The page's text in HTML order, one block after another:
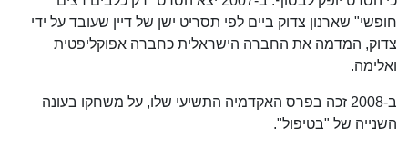
חופשי" שארנון צדוק ביים לפי תסריט ישן של דיין שעובד על ידי
צדוק, המדמה את החברה הישראלית כחברה אפוקליפטית
ואלימה.
ב-2008 זכה בפרס האקדמיה התשיעי שלו, על משחקו בעונה
השנייה של "בטיפול".